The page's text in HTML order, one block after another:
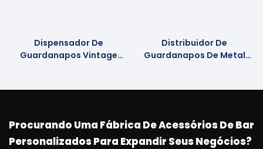
Dispensador De
Guardanapos Vintage
Distribuidor De
Guardanapos De Metal
Procurando Uma Fábrica De Acessórios De Bar
Personalizados Para Expandir Seus Negócios?